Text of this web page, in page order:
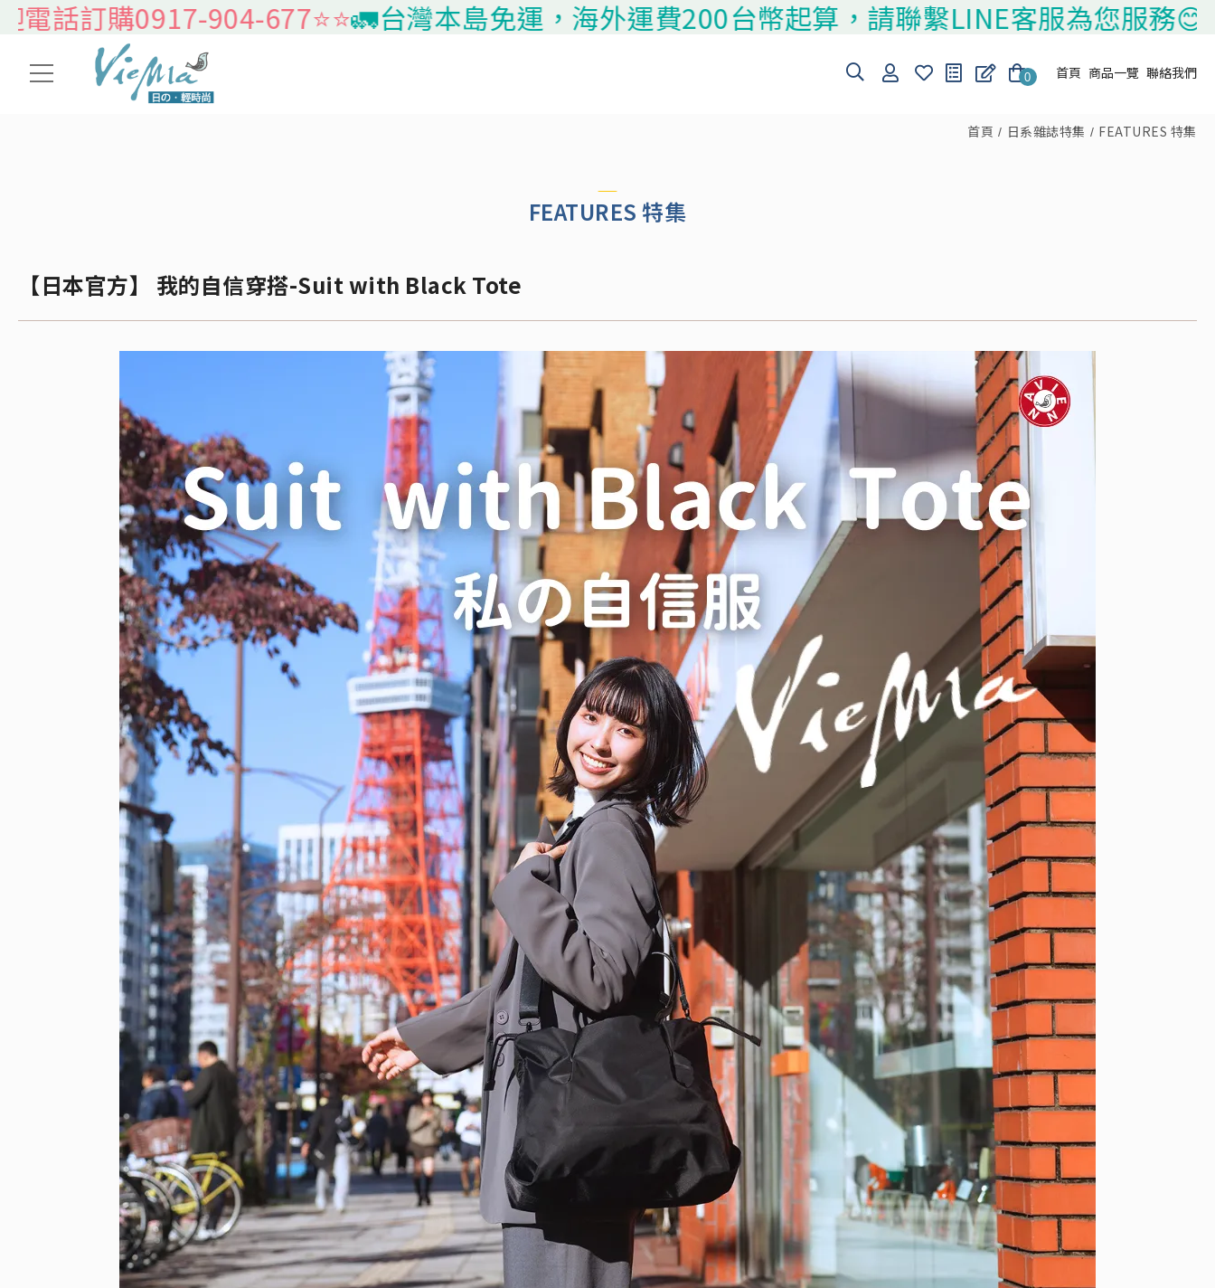
904-677⭐️⭐️🚛台灣本島免運，海外運費200台幣起算，請聯繫LINE客服為您服務😊
0 首頁 商品一覽 聯絡我們
首頁 日系雜誌特集 FEATURES 特集
FEATURES 特集
【日本官方】 我的自信穿搭-Suit with Black Tote